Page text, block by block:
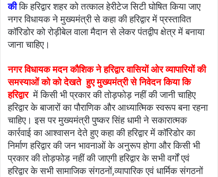
कीकि हरिद्वार शहर को तत्काल हेरीटेज सिटी घोषित किया जाए
नगर विधायक ने मुख्यमंत्री से कहा की हरिद्वार में प्रस्तावित
कॉरिडोर को रोड़ीबेल वाला मैदान से लेकर पंतद्वीप क्षेत्र में बनाया
जाना चाहिए।
नगर विधायक मदन कौशिक ने हरिद्वार वासियों ओर व्यापारियों की
समस्याओं को को देखते हुए मुख्यमंत्री से निवेदन किया कि
हरिद्वार में किसी भी प्रकार की तोड़फोड़ नहीं की जानी चाहिए
हरिद्वार के बाजारों का पौराणिक और आध्यात्मिक स्वरूप बना रहना
चाहिए। इस पर मुख्यमंत्री पुष्कर सिंह धामी ने सकारात्मक
कार्रवाई का आश्वासन देते हुए कहा की हरिद्वार में कॉरिडोर का
निर्माण हरिद्वार की जन भावनाओं के अनुरूप होगा और किसी भी
प्रकार की तोड़फोड़ नहीं की जाएगी हरिद्वार के सभी वर्गों एवं
हरिद्वार के सभी सामाजिक संगठनों,व्यापारिक एवं धार्मिक संगठनों